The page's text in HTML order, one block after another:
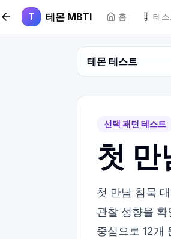
본문 바로가기
T 테몬 MBTI 홈 테스
테몬 테스트
선택 패턴 테스트
첫 만
첫 만남 침묵
관찰 성향을
중심으로 12개